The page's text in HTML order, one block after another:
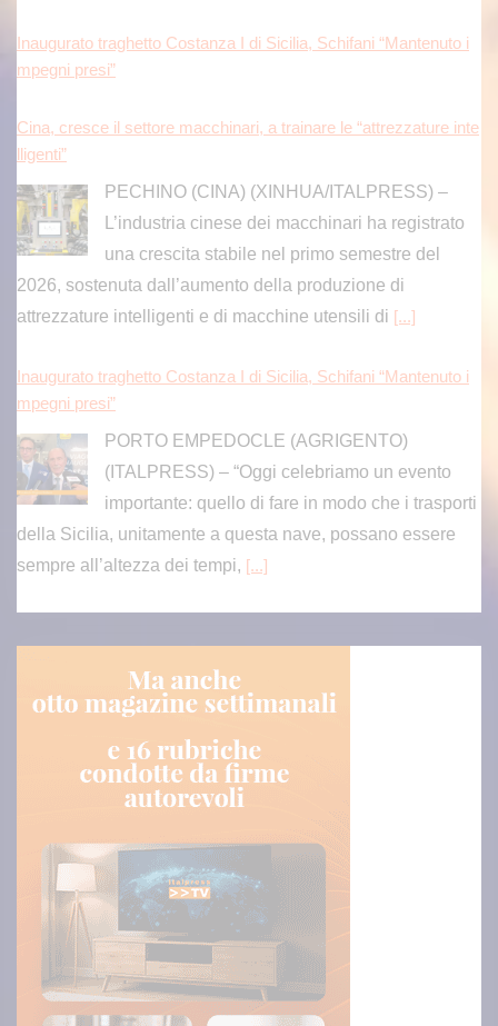
Inaugurato traghetto Costanza I di Sicilia, Schifani “Mantenuto i
mpegni presi”
Cina, cresce il settore macchinari, a trainare le “attrezzature inte
lligenti”
PECHINO (CINA) (XINHUA/ITALPRESS) –
L’industria cinese dei macchinari ha registrato
una crescita stabile nel primo semestre del
2026, sostenuta dall’aumento della produzione di
attrezzature intelligenti e di macchine utensili di [...]
Inaugurato traghetto Costanza I di Sicilia, Schifani “Mantenuto i
mpegni presi”
PORTO EMPEDOCLE (AGRIGENTO)
(ITALPRESS) – “Oggi celebriamo un evento
importante: quello di fare in modo che i trasporti
della Sicilia, unitamente a questa nave, possano essere
sempre all’altezza dei tempi, [...]